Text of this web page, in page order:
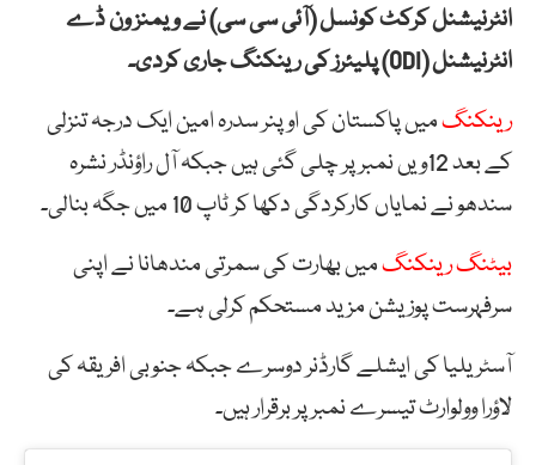
انٹرنیشنل کرکٹ کونسل (آئی سی سی) نے ویمنز ون ڈے
انٹرنیشنل (ODI) پلیئرز کی رینکنگ جاری کردی۔
رینکنگمیں پاکستان کی اوپنر سدرہ امین ایک درجہ تنزلی
کے بعد 12ویں نمبر پر چلی گئی ہیں جبکہ آل راؤنڈر نشرہ
سندھو نے نمایاں کارکردگی دکھا کر ٹاپ 10 میں جگہ بنالی۔
بیٹنگ رینکنگمیں بھارت کی سمرتی مندھانا نے اپنی
سرفہرست پوزیشن مزید مستحکم کرلی ہے۔
آسٹریلیا کی ایشلے گارڈنر دوسرے جبکہ جنوبی افریقہ کی
لاؤرا وولوارٹ تیسرے نمبر پر برقرار ہیں۔